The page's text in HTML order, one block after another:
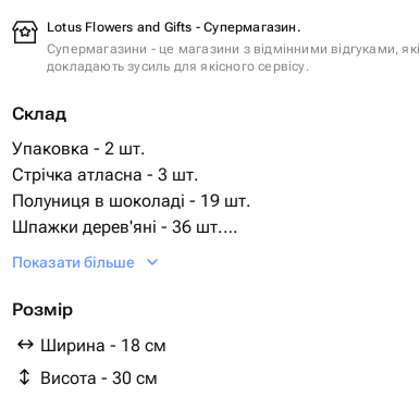
Lotus Flowers and Gifts - Супермагазин.
Супермагазини - це магазини з відмінними відгуками, які
докладають зусиль для якісного сервісу.
Склад
Упаковка - 2 шт.
Стрічка атласна - 3 шт.
Полуниця в шоколаді - 19 шт.
Шпажки дерев'яні - 36 шт.
білий бельгійський шоколад - 150 гр.
молочный биологический шоколад - 150 гр.
Показати більше
Розмір
Ширина - 18 см
Висота - 30 см